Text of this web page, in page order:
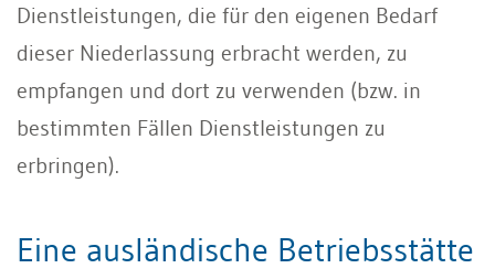
Dienstleistungen, die für den eigenen Bedarf
dieser Niederlassung erbracht werden, zu
empfangen und dort zu verwenden (bzw. in
bestimmten Fällen Dienstleistungen zu
erbringen).
Eine ausländische Betriebsstätte